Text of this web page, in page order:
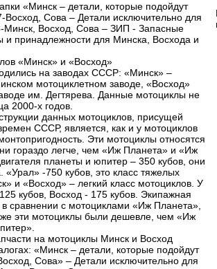
«Минск – детали, которые подойдут
Восход, Сова – Детали исключительно для
Минск, Восход, Сова – ЗИП - Запасные
и принадлежности для Минска, Восхода и
«Минск» и «Восход»
на заводах СССР: «Минск» –
мотоциклетном заводе, «Восход»
им. Дегтярева. Данные мотоциклы не
2000-х годов.
данных мотоциклов, присущей
СССР, является, как и у мотоциклов
Эти мотоциклы относятся
гораздо легче, чем «Иж Планета» и «Иж
планеты и юпитер – 350 кубов, они
«Урал» -750 кубов, это класс тяжелых
и «Восход» – легкий класс мотоциклов. У
кубов, Восход - 175 кубов. Экипажная
в сравнении с мотоциклами «Иж Планета»,
эти мотоциклы были дешевле, чем «Иж
на мотоциклы Минск и Восход
«Минск – детали, которые подойдут
Сова» – Детали исключительно для